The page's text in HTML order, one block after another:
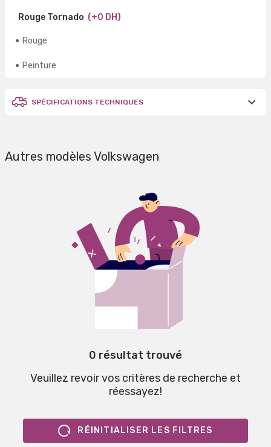
Rouge Tornado (+0 DH)
Rouge
Peinture
SPÉCIFICATIONS TECHNIQUES
Autres modèles Volkswagen
0 résultat trouvé
Veuillez revoir vos critères de recherche et
réessayez!
RÉINITIALISER LES FILTRES